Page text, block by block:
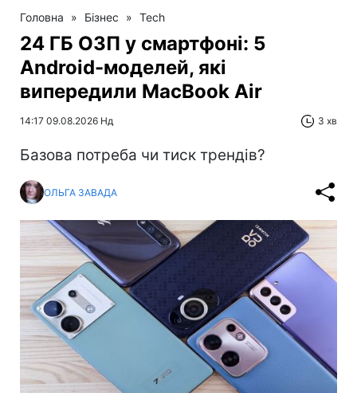
Головна » Бізнес » Tech
24 ГБ ОЗП у смартфоні: 5
Android-моделей, які
випередили MacBook Air
14:17 09.08.2026 Нд 3 хв
Базова потреба чи тиск трендів?
ОЛЬГА ЗАВАДА